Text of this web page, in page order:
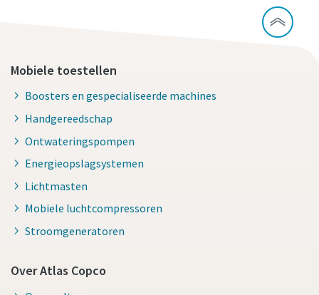
Mobiele toestellen
Boosters en gespecialiseerde machines
Handgereedschap
Ontwateringspompen
Energieopslagsystemen
Lichtmasten
Mobiele luchtcompressoren
Stroomgeneratoren
Over Atlas Copco